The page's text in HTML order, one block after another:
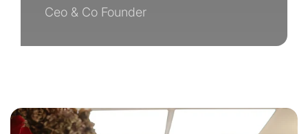
Ceo & Co Founder